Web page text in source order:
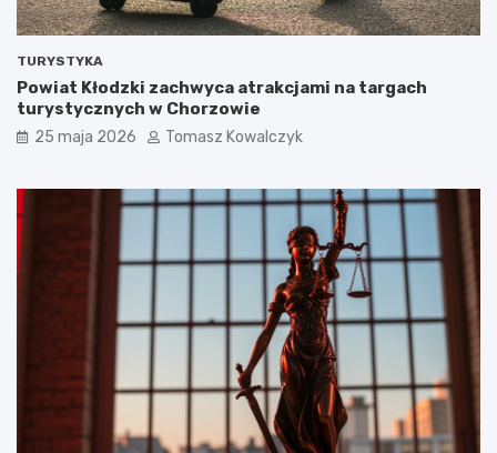
TURYSTYKA
Powiat Kłodzki zachwyca atrakcjami na targach
turystycznych w Chorzowie
25 maja 2026 Tomasz Kowalczyk